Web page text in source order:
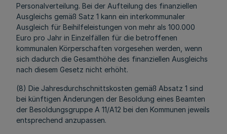
Personalverteilung. Bei der Aufteilung des finanziellen
Ausgleichs gemäß Satz 1 kann ein interkommunaler
Ausgleich für Beihilfeleistungen von mehr als 100.000
Euro pro Jahr in Einzelfällen für die betroffenen
kommunalen Körperschaften vorgesehen werden, wenn
sich dadurch die Gesamthöhe des finanziellen Ausgleichs
nach diesem Gesetz nicht erhöht.
(8) Die Jahresdurchschnittskosten gemäß Absatz 1 sind
bei künftigen Änderungen der Besoldung eines Beamten
der Besoldungsgruppe A 11/A12 bei den Kommunen jeweils
entsprechend anzupassen.